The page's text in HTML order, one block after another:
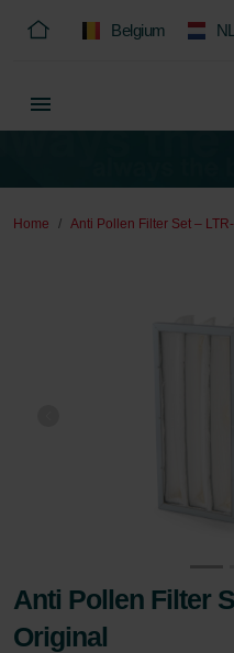
Belgium NL
Home Anti Pollen Filter Set –
Anti Pollen Filter
Original